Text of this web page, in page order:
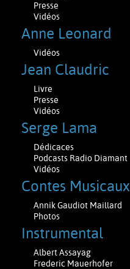
Presse
Vidéos
Anne Leonard
Vidéos
Jean Claudric
Livre
Presse
Vidéos
Serge Lama
Dédicaces
Podcasts Radio Diamant
Vidéos
Contes Musicaux
Annik Gaudiot Maillard
Photos
Instrumental
Albert Assayag
Frederic Mauerhofer